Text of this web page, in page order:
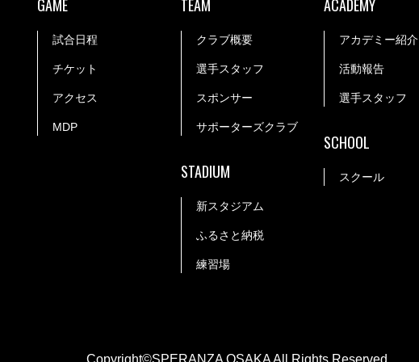
GAME
試合日程
チケット
アクセス
MDP
TEAM
クラブ概要
選手スタッフ
スポンサー
サポーターズクラブ
STADIUM
新スタジアム
ふるさと納税
練習場
ACADEMY
アカデミー紹介
活動報告
選手スタッフ
SCHOOL
スクール